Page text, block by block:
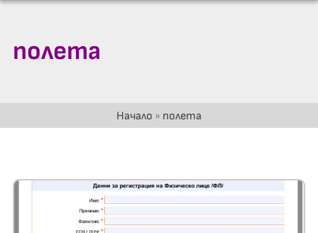
полета
Начало » полета